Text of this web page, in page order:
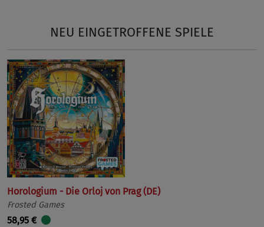
NEU EINGETROFFENE SPIELE
Horologium - Die Orloj von Prag (DE)
Frosted Games
58,95 €